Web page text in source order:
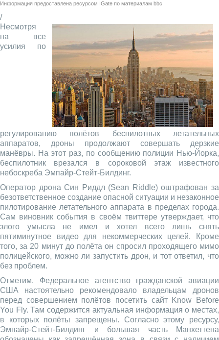
Информация предоставлена ресурсом IGate по материалам bbc
/
Несмотря
на все
усилия по
регулированию полётов беспилотных летательных
аппаратов, дроны продолжают совершать дерзкие
манёвры. На этот раз, по сообщению полиции Нью-Йорка,
беспилотник врезался в сороковой этаж известного
небоскреба Эмпайр-Стейт-Билдинг.
Оператор дрона Син Риддл (Sean Riddle) оштрафован за
безответственное создание опасной ситуации и незаконное
пилотирование летательного аппарата в пределах города.
Сам виновник события в своём твиттере утверждает, что
злого умысла не имел и хотел всего лишь снять
пятиминутное видео для некоммерческих целей. Кроме
того, за 20 минут до полёта он спросил проходящего мимо
полицейского, можно ли запустить дрон, и тот ответил, что
без проблем.
Отметим, Федеральное агентство гражданской авиации
США настоятельно рекомендовало владельцам дронов
перед совершением полётов посетить сайт Know Before
You Fly. Там содержится актуальная информация о местах,
в которых полёты запрещены. Согласно этому ресурсу,
Эмпайр-Стейт-Билдинг и большая часть Манхеттена